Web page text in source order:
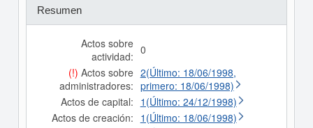
Resumen
Actos sobre
actividad: 0
(!) Actos sobre
administradores:
2(Último: 18/06/1998,
primero: 18/06/1998)
Actos de capital: 1(Último: 24/12/1998)
Actos de creación: 1(Último: 18/06/1998)